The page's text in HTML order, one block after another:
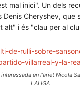
mal inici". Un dels
Denis Cheryshev, que
alt" i és "clau per al
en l'ariet Nicola
LALIGA